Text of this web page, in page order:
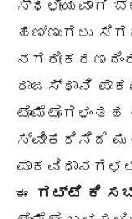
ಸ್ಥಳೀಯವಾಗಿ
ಹಣ್ಣುಗಲು
ರಾಜಸ್ಥಾನಿ
ಸ್ವೀಕರಿಸಿದೆ
ಈ ಗಟ್ಟೆ ಕಿ